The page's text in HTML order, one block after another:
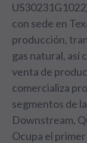
con sede en
producción,
gas natural, así
venta de
comercializa
segmentos de
Downstream,
Ocupa el